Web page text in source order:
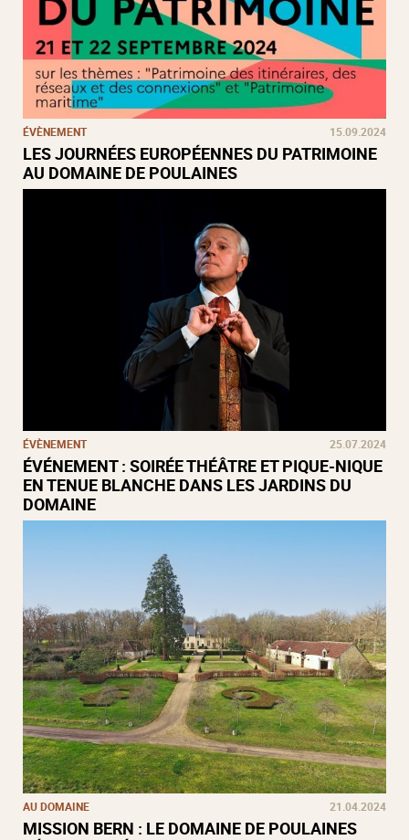
ÉVÈNEMENT 15.09.2024
LES JOURNÉES EUROPÉENNES DU PATRIMOINE
AU DOMAINE DE POULAINES
ÉVÈNEMENT 25.07.2024
ÉVÉNEMENT : SOIRÉE THÉÂTRE ET PIQUE-NIQUE
EN TENUE BLANCHE DANS LES JARDINS DU
DOMAINE
AU DOMAINE 21.04.2024
MISSION BERN : LE DOMAINE DE POULAINES